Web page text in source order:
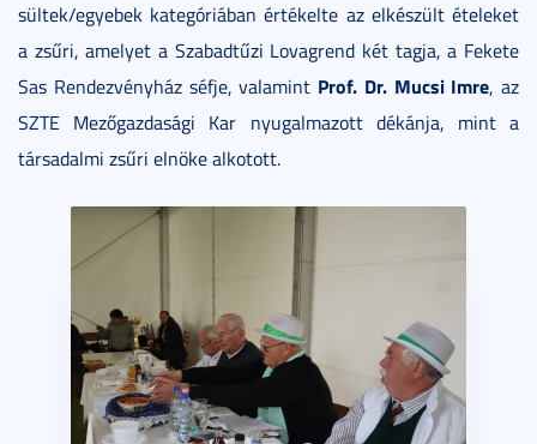
sültek/egyebek kategóriában értékelte az elkészült ételeket
a zsűri, amelyet a Szabadtűzi Lovagrend két tagja, a Fekete
Sas Rendezvényház séfje, valamint Prof. Dr. Mucsi Imre, az
SZTE Mezőgazdasági Kar nyugalmazott dékánja, mint a
társadalmi zsűri elnöke alkotott.